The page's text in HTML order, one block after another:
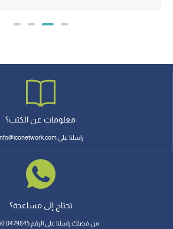
معلومات عن الكتب؟
راسلنا على info@iconetwork.com
تحتاج إلى مساعدة؟
من فضلك راسلنا على الرقم 0479845 50 966+